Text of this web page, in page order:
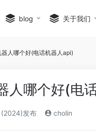
blog 关于我们
人哪个好(电话机器人api)
人哪个好(电
(2024)发布 cholin